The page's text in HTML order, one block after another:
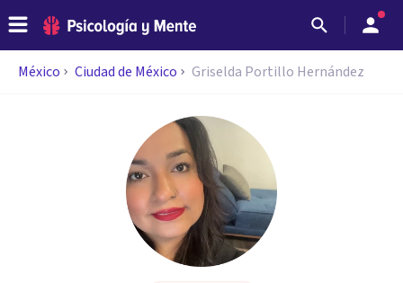
México Ciudad de México Griselda Portillo Hernández